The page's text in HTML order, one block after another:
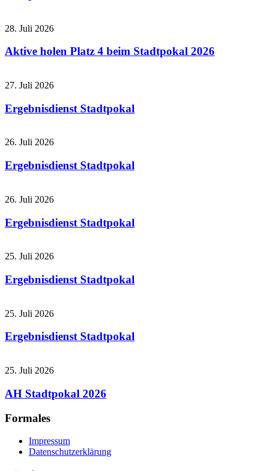
28. Juli 2026
Aktive holen Platz 4 beim Stadtpokal 2026
27. Juli 2026
Ergebnisdienst Stadtpokal
26. Juli 2026
Ergebnisdienst Stadtpokal
26. Juli 2026
Ergebnisdienst Stadtpokal
25. Juli 2026
Ergebnisdienst Stadtpokal
25. Juli 2026
Ergebnisdienst Stadtpokal
25. Juli 2026
AH Stadtpokal 2026
Formales
Impressum
Datenschutzerklärung